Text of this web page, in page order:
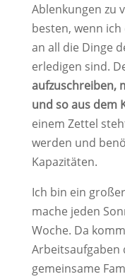
Ablenkungen zu
besten, wenn
an all die Dinge
erledigen sind.
aufzuschreiben,
und so aus dem
einem Zettel
werden und
Kapazitäten.
Ich bin ein
mache jeden
Woche. Da
Arbeitsaufgaben
gemeinsame